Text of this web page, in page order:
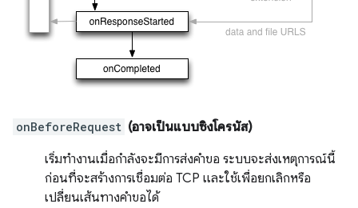
onBeforeRequest (อาจเป็นแบบซิงโครนัส)
เริ่มทำงานเมื่อกำลังจะมีการส่งคำขอ ระบบจะส่งเหตุการณ์นี้
ก่อนที่จะสร้างการเชื่อมต่อ TCP และใช้เพื่อยกเลิกหรือ
เปลี่ยนเส้นทางคำขอได้